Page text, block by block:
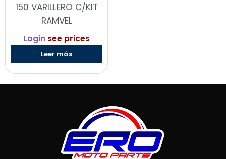
150 VARILLERO C/KIT
RAMVEL
Login see prices
Leer más